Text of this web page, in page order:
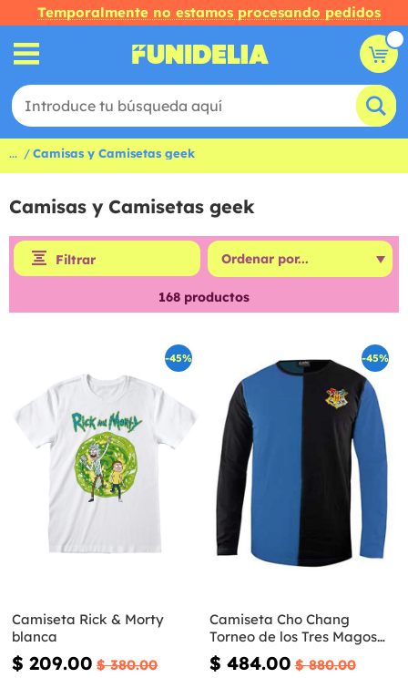
Temporalmente no estamos procesando pedidos
... Camisas y Camisetas geek
Camisas y Camisetas geek
Filtrar
168 productos
-45%
Camiseta Rick & Morty
blanca
$ 209.00 $ 380.00
-45%
Camiseta Cho Chang
Torneo de los Tres Magos
para niños - Harry Potter
$ 484.00 $ 880.00